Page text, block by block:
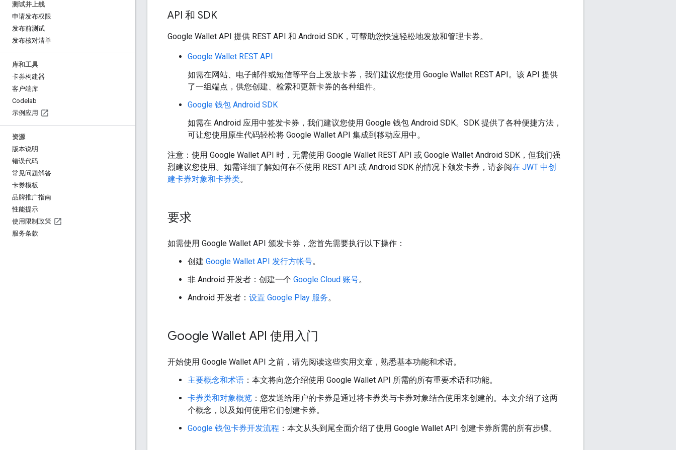
测试并上线
申请发布权限
发布前测试
发布核对清单
库和工具
卡券构建器
客户端库
Codelab
示例应用
资源
版本说明
错误代码
常见问题解答
卡券模板
品牌推广指南
性能提示
使用限制政策
服务条款
API 和 SDK
Google Wallet API 提供 REST API 和 Android SDK，可帮助您快速轻松地发放和管理卡券。
Google Wallet REST API
如需在网站、电子邮件或短信等平台上发放卡券，我们建议您使用 Google Wallet REST API。该 API 提供
了一组端点，供您创建、检索和更新卡券的各种组件。
Google 钱包 Android SDK
如需在 Android 应用中签发卡券，我们建议您使用 Google 钱包 Android SDK。SDK 提供了各种便捷方法，
可让您使用原生代码轻松将 Google Wallet API 集成到移动应用中。
注意：使用 Google Wallet API 时，无需使用 Google Wallet REST API 或 Google Wallet Android SDK，但我们强
烈建议您使用。如需详细了解如何在不使用 REST API 或 Android SDK 的情况下颁发卡券，请参阅在 JWT 中创
建卡券对象和卡券类。
要求
如需使用 Google Wallet API 颁发卡券，您首先需要执行以下操作：
创建 Google Wallet API 发行方帐号。
非 Android 开发者：创建一个 Google Cloud 账号。
Android 开发者： 设置 Google Play 服务。
Google Wallet API 使用入门
开始使用 Google Wallet API 之前，请先阅读这些实用文章，熟悉基本功能和术语。
主要概念和术语 ：本文将向您介绍使用 Google Wallet API 所需的所有重要术语和功能。
卡券类和对象概览 ：您发送给用户的卡券是通过将卡券类与卡券对象结合使用来创建的。本文介绍了这两
个概念，以及如何使用它们创建卡券。
Google 钱包卡券开发流程 ：本文从头到尾全面介绍了使用 Google Wallet API 创建卡券所需的所有步骤。